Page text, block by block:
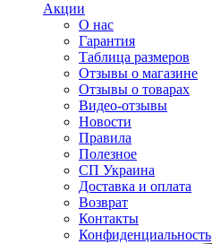
Акции
О нас
Гарантия
Таблица размеров
Отзывы о магазине
Отзывы о товарах
Видео-отзывы
Новости
Правила
Полезное
СП Украина
Доставка и оплата
Возврат
Контакты
Конфиденциальность